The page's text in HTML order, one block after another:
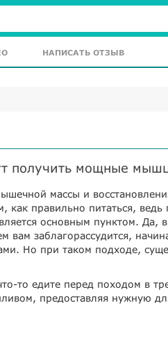
НАПИСАТЬ ОТЗЫВ
получить мощные
массы и
как правильно питаться,
основным пунктом.
вам заблагорассудится,
Но при таком подходе,
то едите перед походом в
предоставляя нужную